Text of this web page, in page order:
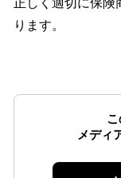
ります。
こ
メディ